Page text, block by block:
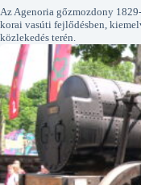
Az Agenoria gőzmozdony
korai vasúti fejlődésben,
közlekedés terén.